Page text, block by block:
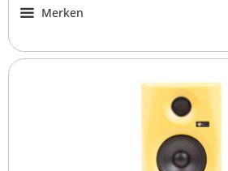
Merken